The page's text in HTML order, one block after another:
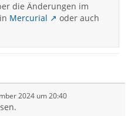
die Änderungen im
Mercurial
oder auch
2024 um 20:40